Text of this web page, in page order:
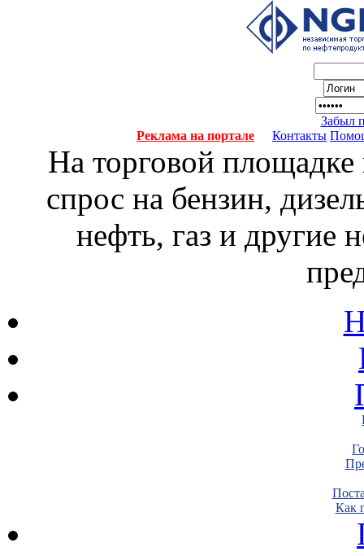
Забыл
Реклама на портале
Контакты
На торговой
спрос на бензин,
нефть, газ и другие
Как